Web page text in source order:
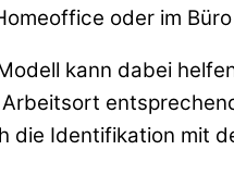
oder im
kann dabei
die Identifikation mit